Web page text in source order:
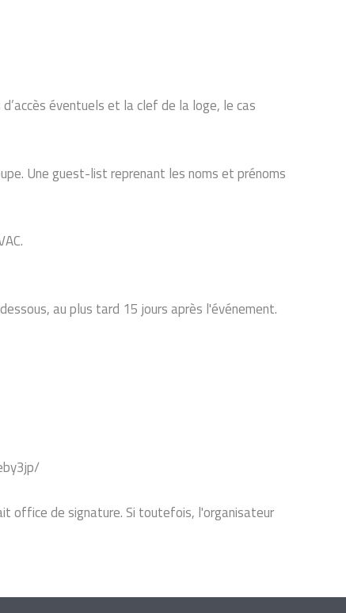
éventuels et la clef de la loge, le cas
Une guest-list reprenant les noms et prénoms
au plus tard 15 jours après l'événement.
office de signature. Si toutefois, l'organisateur